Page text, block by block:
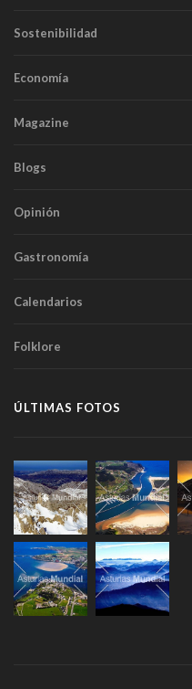
Sostenibilidad
Economía
Magazine
Blogs
Opinión
Gastronomía
Calendarios
Folklore
ÚLTIMAS FOTOS